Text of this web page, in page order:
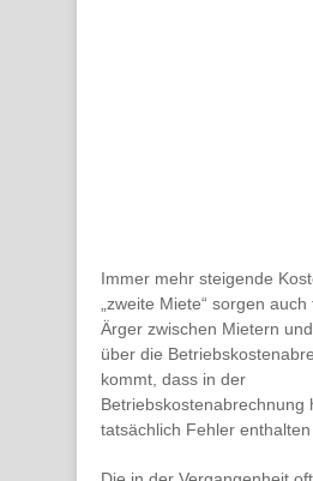
Immer mehr steigende
„zweite Miete“ sorgen
Ärger zwischen Mietern
über die
kommt, dass in der
Betriebskostenabrechnung
tatsächlich Fehler enthalten